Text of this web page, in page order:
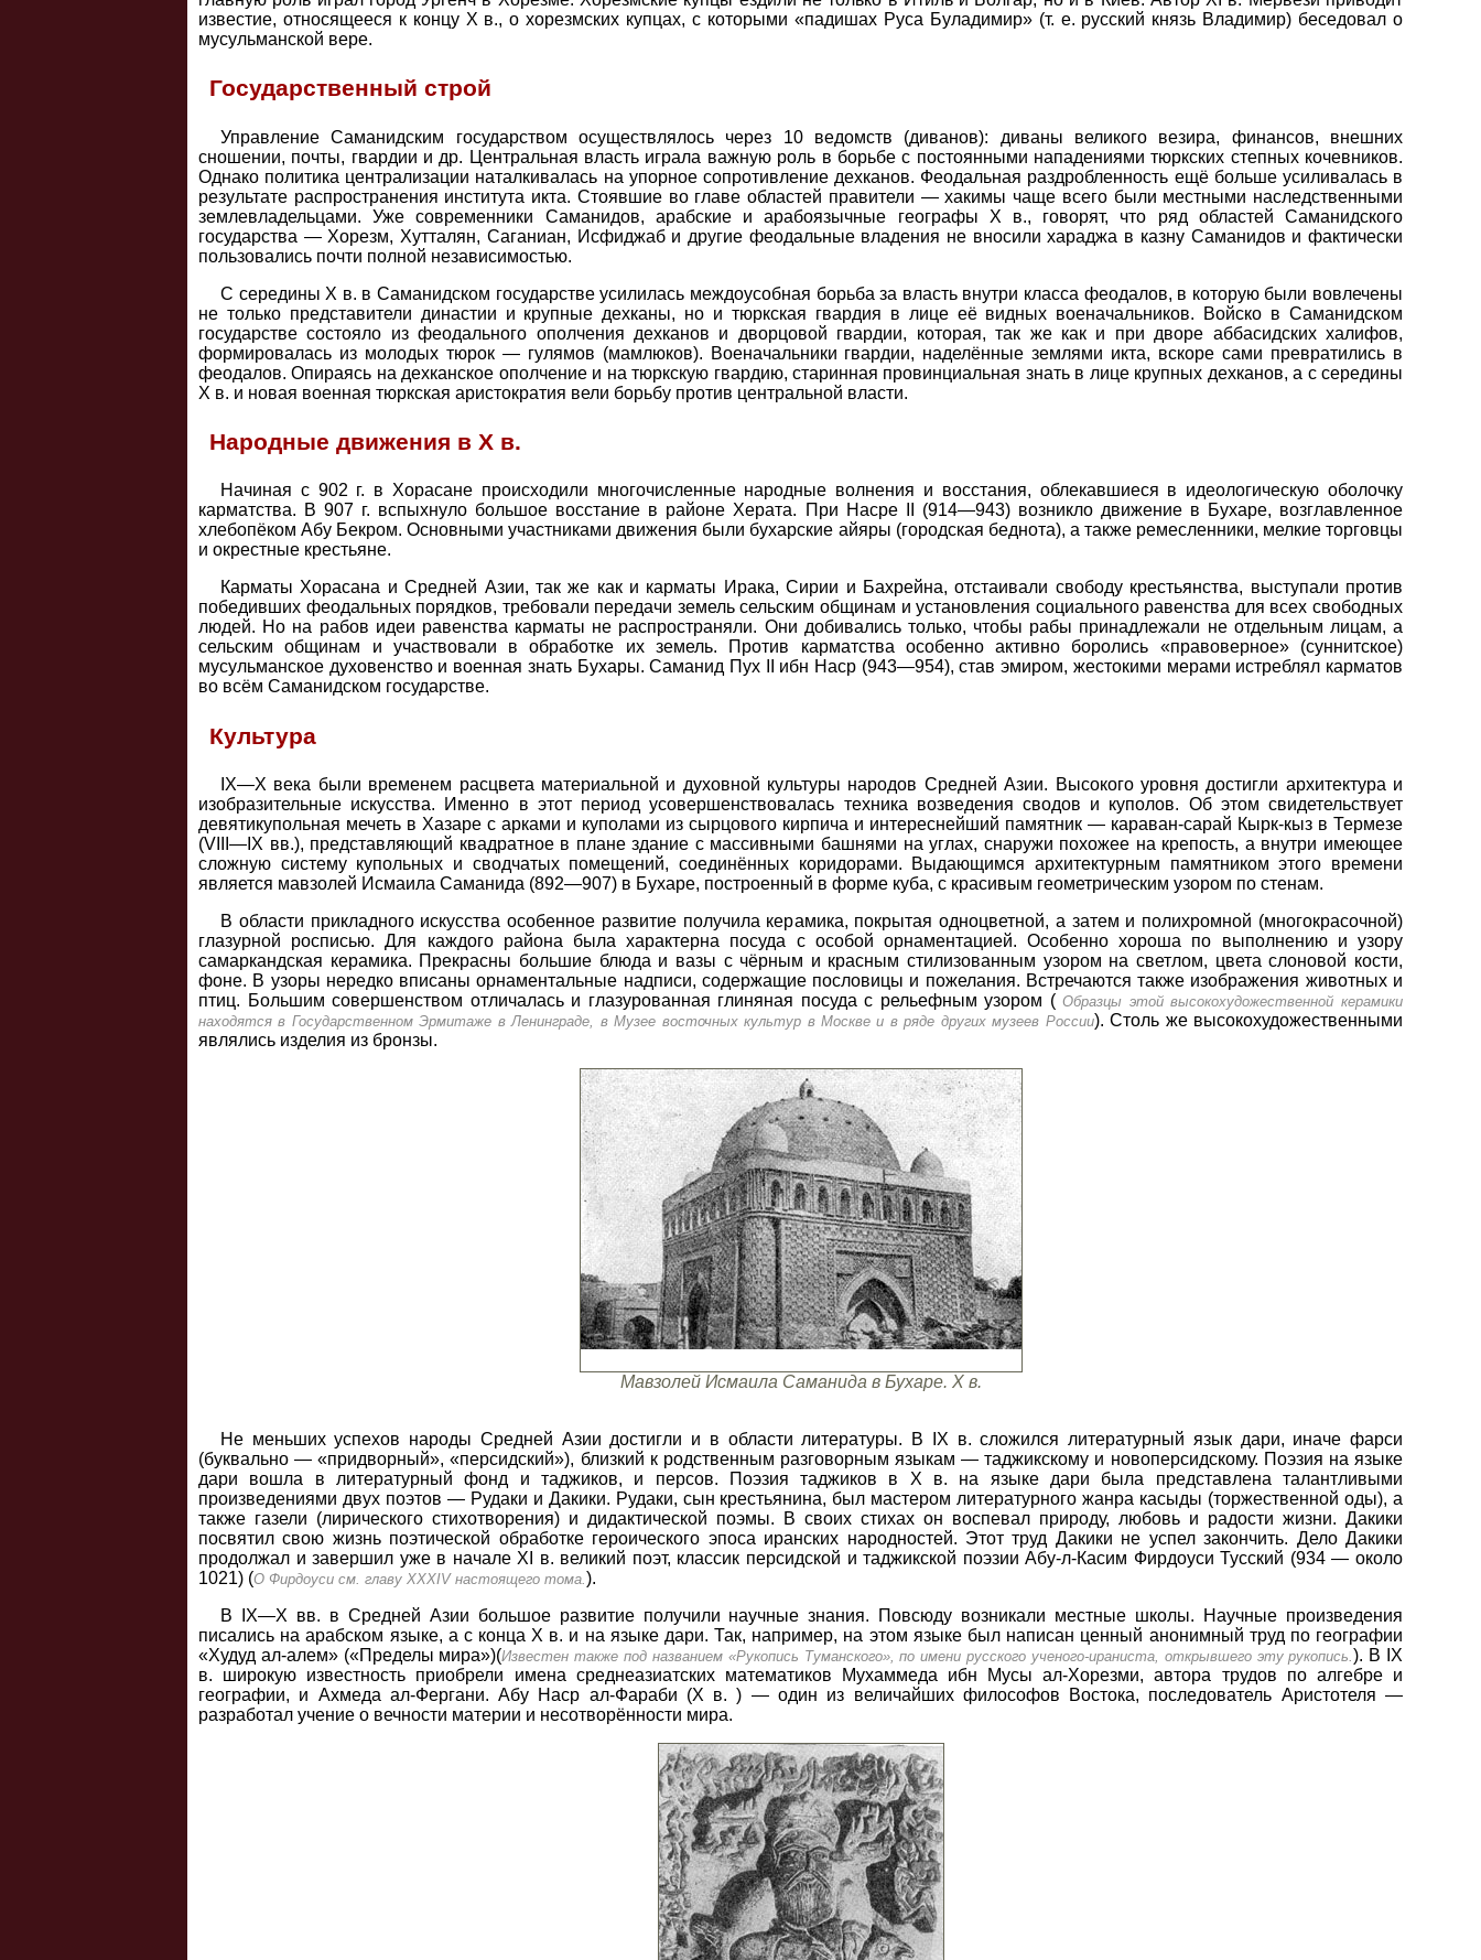
известие, относящееся к концу X в., о хорезмских купцах, с которыми «падишах Руса Буладимир» (т. е. русский князь Владимир) беседовал о
мусульманской вере.
Государственный строй
Управление Саманидским государством осуществлялось через 10 ведомств (диванов): диваны великого везира, финансов, внешних
сношении, почты, гвардии и др. Центральная власть играла важную роль в борьбе с постоянными нападениями тюркских степных кочевников.
Однако политика централизации наталкивалась на упорное сопротивление дехканов. Феодальная раздробленность ещё больше усиливалась в
результате распространения института икта. Стоявшие во главе областей правители — хакимы чаще всего были местными наследственными
землевладельцами. Уже современники Саманидов, арабские и арабоязычные географы X в., говорят, что ряд областей Саманидского
государства — Хорезм, Хутталян, Саганиан, Исфиджаб и другие феодальные владения не вносили хараджа в казну Саманидов и фактически
пользовались почти полной независимостью.
С середины X в. в Саманидском государстве усилилась междоусобная борьба за власть внутри класса феодалов, в которую были вовлечены
не только представители династии и крупные дехканы, но и тюркская гвардия в лице её видных военачальников. Войско в Саманидском
государстве состояло из феодального ополчения дехканов и дворцовой гвардии, которая, так же как и при дворе аббасидских халифов,
формировалась из молодых тюрок — гулямов (мамлюков). Военачальники гвардии, наделённые землями икта, вскоре сами превратились в
феодалов. Опираясь на дехканское ополчение и на тюркскую гвардию, старинная провинциальная знать в лице крупных дехканов, а с середины
Х в. и новая военная тюркская аристократия вели борьбу против центральной власти.
Народные движения в X в.
Начиная с 902 г. в Хорасане происходили многочисленные народные волнения и восстания, облекавшиеся в идеологическую оболочку
карматства. В 907 г. вспыхнуло большое восстание в районе Херата. При Насре II (914—943) возникло движение в Бухаре, возглавленное
хлебопёком Абу Бекром. Основными участниками движения были бухарские айяры (городская беднота), а также ремесленники, мелкие торговцы
и окрестные крестьяне.
Карматы Хорасана и Средней Азии, так же как и карматы Ирака, Сирии и Бахрейна, отстаивали свободу крестьянства, выступали против
победивших феодальных порядков, требовали передачи земель сельским общинам и установления социального равенства для всех свободных
людей. Но на рабов идеи равенства карматы не распространяли. Они добивались только, чтобы рабы принадлежали не отдельным лицам, а
сельским общинам и участвовали в обработке их земель. Против карматства особенно активно боролись «правоверное» (суннитское)
мусульманское духовенство и военная знать Бухары. Саманид Пух II ибн Наср (943—954), став эмиром, жестокими мерами истреблял карматов
во всём Саманидском государстве.
Культура
IX—X века были временем расцвета материальной и духовной культуры народов Средней Азии. Высокого уровня достигли архитектура и
изобразительные искусства. Именно в этот период усовершенствовалась техника возведения сводов и куполов. Об этом свидетельствует
девятикупольная мечеть в Хазаре с арками и куполами из сырцового кирпича и интереснейший памятник — караван-сарай Кырк-кыз в Термезе
(VIII—IX вв.), представляющий квадратное в плане здание с массивными башнями на углах, снаружи похожее на крепость, а внутри имеющее
сложную систему купольных и сводчатых помещений, соединённых коридорами. Выдающимся архитектурным памятником этого времени
является мавзолей Исмаила Саманида (892—907) в Бухаре, построенный в форме куба, с красивым геометрическим узором по стенам.
В области прикладного искусства особенное развитие получила керамика, покрытая одноцветной, а затем и полихромной (многокрасочной)
глазурной росписью. Для каждого района была характерна посуда с особой орнаментацией. Особенно хороша по выполнению и узору
самаркандская керамика. Прекрасны большие блюда и вазы с чёрным и красным стилизованным узором на светлом, цвета слоновой кости,
фоне. В узоры нередко вписаны орнаментальные надписи, содержащие пословицы и пожелания. Встречаются также изображения животных и
птиц. Большим совершенством отличалась и глазурованная глиняная посуда с рельефным узором ( Образцы этой высокохудожественной керамики
находятся в Государственном Эрмитаже в Ленинграде, в Музее восточных культур в Москве и в ряде других музеев России). Столь же высокохудожественными
являлись изделия из бронзы.
Мавзолей Исмаила Саманида в Бухаре. Х в.
Не меньших успехов народы Средней Азии достигли и в области литературы. В IX в. сложился литературный язык дари, иначе фарси
(буквально — «придворный», «персидский»), близкий к родственным разговорным языкам — таджикскому и новоперсидскому. Поэзия на языке
дари вошла в литературный фонд и таджиков, и персов. Поэзия таджиков в X в. на языке дари была представлена талантливыми
произведениями двух поэтов — Рудаки и Дакики. Рудаки, сын крестьянина, был мастером литературного жанра касыды (торжественной оды), а
также газели (лирического стихотворения) и дидактической поэмы. В своих стихах он воспевал природу, любовь и радости жизни. Дакики
посвятил свою жизнь поэтической обработке героического эпоса иранских народностей. Этот труд Дакики не успел закончить. Дело Дакики
продолжал и завершил уже в начале XI в. великий поэт, классик персидской и таджикской поэзии Абу-л-Касим Фирдоуси Тусский (934 — около
1021) (О Фирдоуси см. главу XXXIV настоящего тома. ).
В IX—X вв. в Средней Азии большое развитие получили научные знания. Повсюду возникали местные школы. Научные произведения
писались на арабском языке, а с конца X в. и на языке дари. Так, например, на этом языке был написан ценный анонимный труд по географии
«Худуд ал-алем» («Пределы мира»)(Известен также под названием «Рукопись Туманского», по имени русского ученого-ираниста, открывшего эту рукопись. ). В IX
в. широкую известность приобрели имена среднеазиатских математиков Мухаммеда ибн Мусы ал-Хорезми, автора трудов по алгебре и
географии, и Ахмеда ал-Фергани. Абу Наср ал-Фараби (X в. ) — один из величайших философов Востока, последователь Аристотеля —
разработал учение о вечности материи и несотворённости мира.